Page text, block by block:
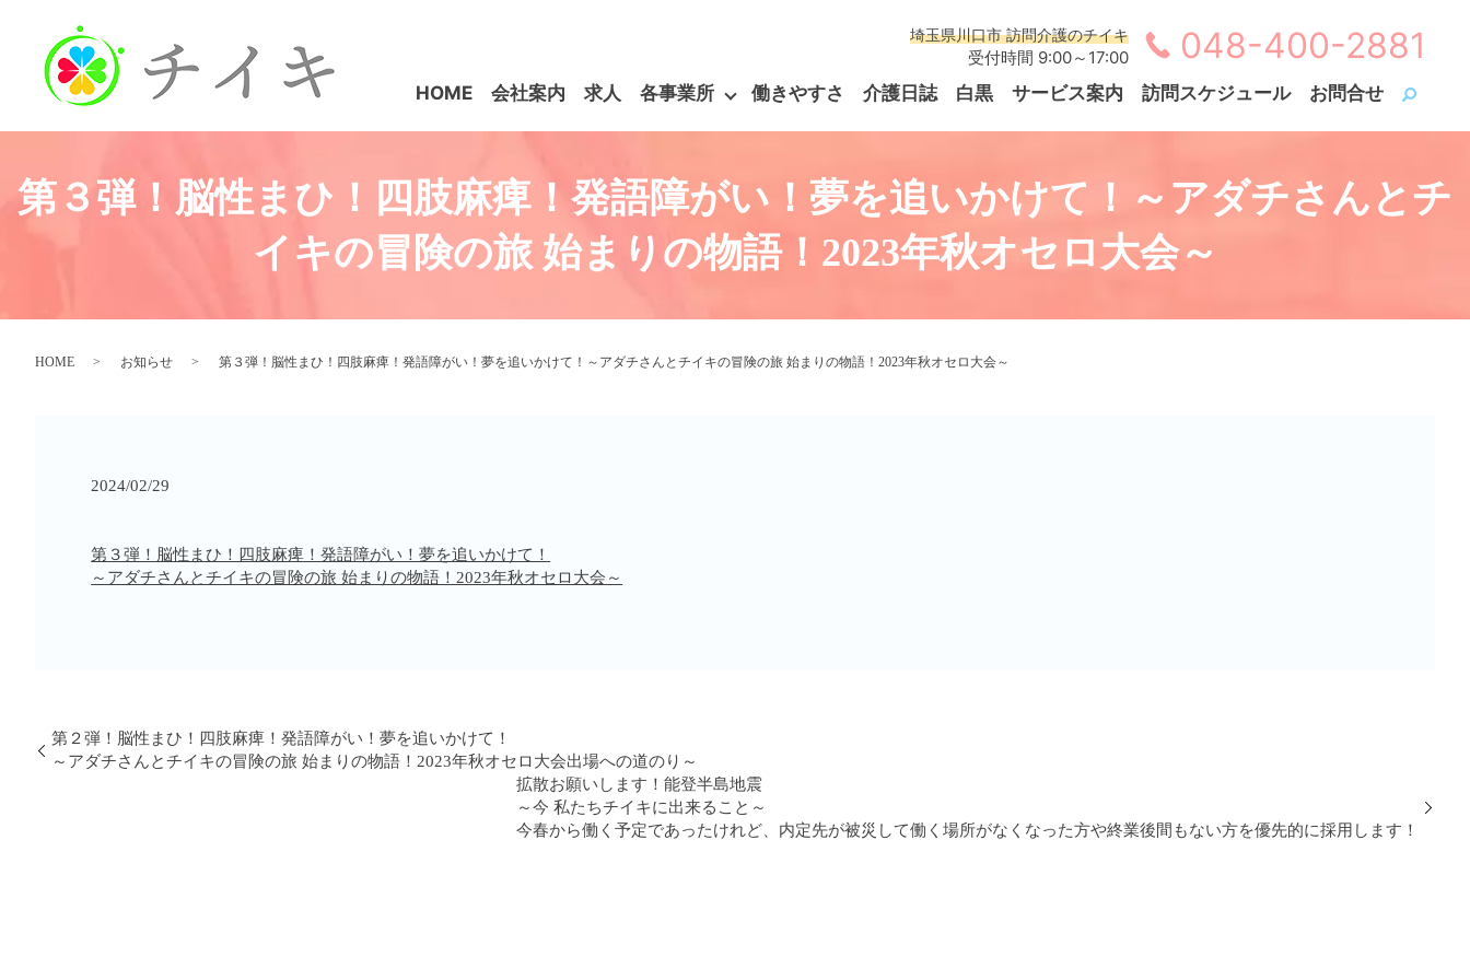
HOME 会社案内 求人 各事業所 働きやすさ 介護日誌 白黒 サービス案内 訪問スケジュール お問合せ
埼玉県川口市 訪問介護のチイキ
受付時間 9:00～17:00 048-400-2881
第３弾！脳性まひ！四肢麻痺！発語障がい！夢を追いかけて！～アダチさんとチ
イキの冒険の旅 始まりの物語！2023年秋オセロ大会～
HOME お知らせ 第３弾！脳性まひ！四肢麻痺！発語障がい！夢を追いかけて！～アダチさんとチイキの冒険の旅 始まりの物語！2023年秋オセロ大会～
2024/02/29
第３弾！脳性まひ！四肢麻痺！発語障がい！夢を追いかけて！
～アダチさんとチイキの冒険の旅 始まりの物語！2023年秋オセロ大会～
第２弾！脳性まひ！四肢麻痺！発語障がい！夢を追いかけて！
～アダチさんとチイキの冒険の旅 始まりの物語！2023年秋オセロ大会出場への道のり～
拡散お願いします！能登半島地震
～今 私たちチイキに出来ること～
今春から働く予定であったけれど、内定先が被災して働く場所がなくなった方や終業後間もない方を優先的に採用します！